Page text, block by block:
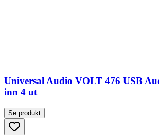
Universal Audio VOLT 476 USB
inn 4 ut
Se produkt